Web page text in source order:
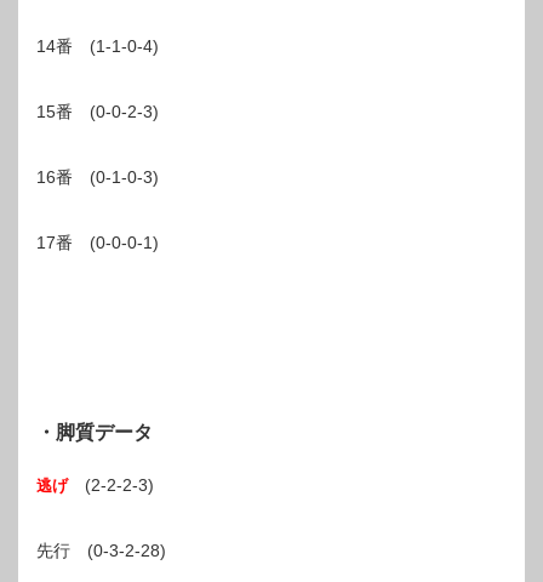
14番 (1-1-0-4)
15番 (0-0-2-3)
16番 (0-1-0-3)
17番 (0-0-0-1)
・脚質データ
逃げ(2-2-2-3)
先行 (0-3-2-28)